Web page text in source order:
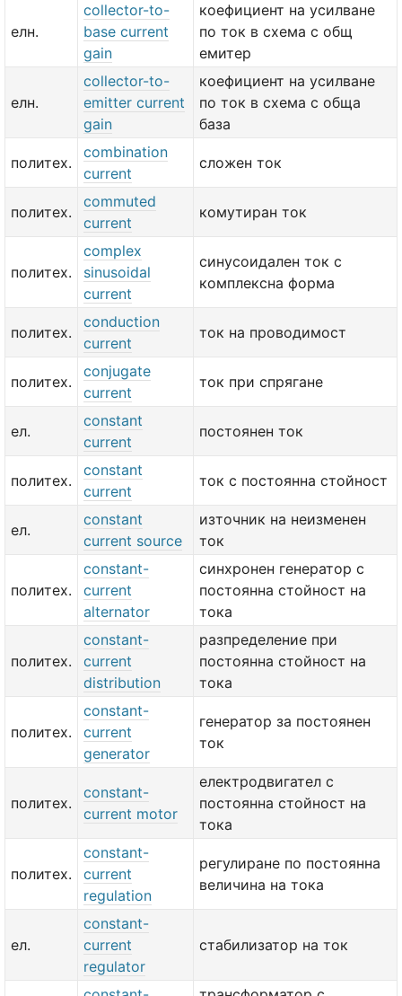
елн.
collector-to-
base current
gain
коефициент на усилване
по ток в схема с общ
емитер
елн.
collector-to-
emitter current
gain
коефициент на усилване
по ток в схема с обща
база
политех.
combination
current
сложен ток
политех.
commuted
current
комутиран ток
политех.
complex
sinusoidal
current
синусоидален ток с
комплексна форма
политех.
conduction
current
ток на проводимост
политех.
conjugate
current
ток при спрягане
ел.
constant
current
постоянен ток
политех.
constant
current
ток с постоянна стойност
ел.
constant
current source
източник на неизменен
ток
политех.
constant-
current
alternator
синхронен генератор с
постоянна стойност на
тока
политех.
constant-
current
distribution
разпределение при
постоянна стойност на
тока
политех.
constant-
current
generator
генератор за постоянен
ток
политех.
constant-
current motor
електродвигател с
постоянна стойност на
тока
политех.
constant-
current
regulation
регулиране по постоянна
величина на тока
ел.
constant-
current
regulator
стабилизатор на ток